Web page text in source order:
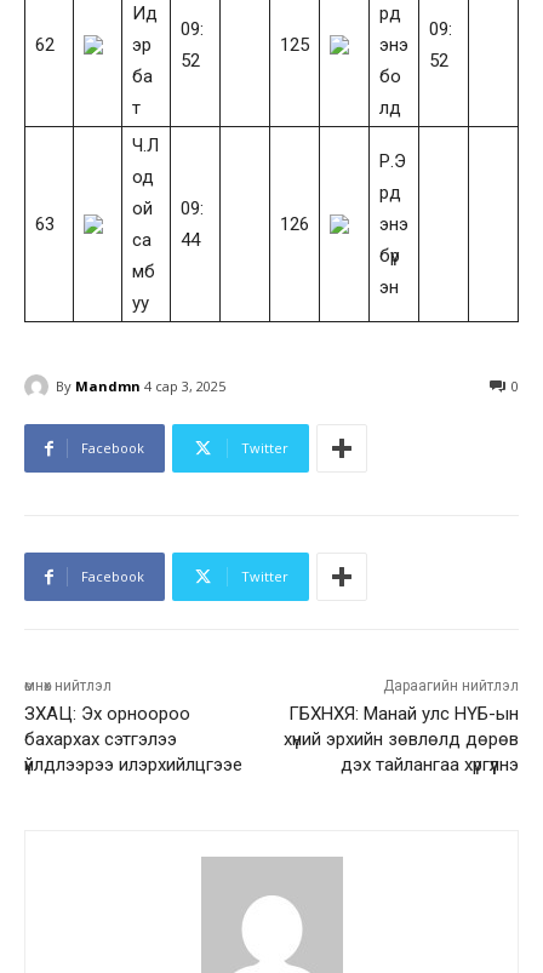
62
Ид
эр
ба
т
09:
52
125
рд
энэ
бо
лд
09:
52
63
Ч.Л
од
ой
са
мб
уу
09:
44
126
Р.Э
рд
энэ
бүр
эн
By Mandmn 4 сар 3, 2025 0
Facebook Twitter
Facebook Twitter
өмнөх нийтлэл
ЗХАЦ: Эх орноороо
бахархах сэтгэлээ
үйлдлээрээ илэрхийлцгээе
Дараагийн нийтлэл
ГБХНХЯ: Манай улс НҮБ-ын
хүний эрхийн зөвлөлд дөрөв
дэх тайлангаа хүргүүлнэ